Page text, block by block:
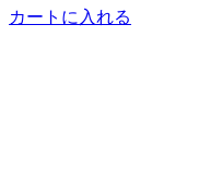
カートに入れる